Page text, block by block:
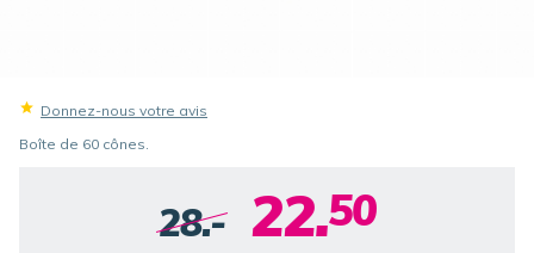
Donnez-nous votre avis
Boîte de 60 cônes.
28.- 22.50